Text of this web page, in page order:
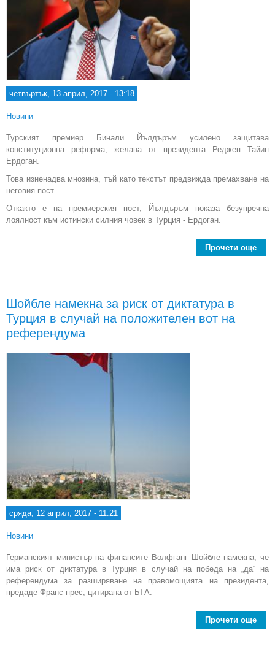
четвъртък, 13 април, 2017 - 13:18
Новини
Турският премиер Бинали Йълдъръм усилено защитава
конституционна реформа, желана от президента Реджеп Тайип
Ердоган.
Това изненадва мнозина, тъй като текстът предвижда премахване на
неговия пост.
Откакто е на премиерския пост, Йълдъръм показа безупречна
лоялност към истински силния човек в Турция - Ердоган.
Прочети още
Шойбле намекна за риск от диктатура в
Турция в случай на положителен вот на
референдума
сряда, 12 април, 2017 - 11:21
Новини
Германският министър на финансите Волфганг Шойбле намекна, че
има риск от диктатура в Турция в случай на победа на „да“ на
референдума за разширяване на правомощията на президента,
предаде Франс прес, цитирана от БТА.
Прочети още